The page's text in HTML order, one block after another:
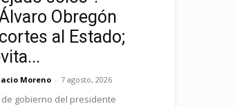
Obregón
al Estado;
Moreno - 7 agosto, 2026
gobierno del presidente